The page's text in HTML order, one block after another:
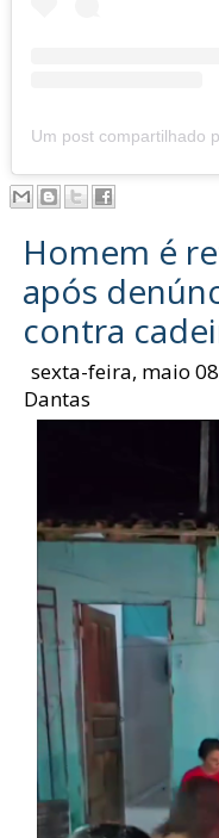
Homem é
após
contra
sexta-feira, maio
Dantas